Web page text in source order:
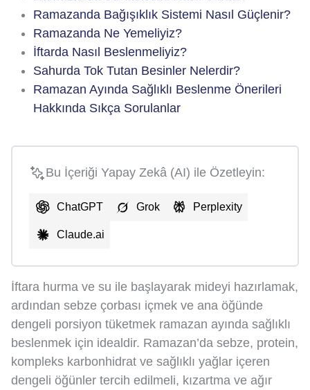
Ramazanda Bağışıklık Sistemi Nasıl Güçlenir?
Ramazanda Ne Yemeliyiz?
İftarda Nasıl Beslenmeliyiz?
Sahurda Tok Tutan Besinler Nelerdir?
Ramazan Ayında Sağlıklı Beslenme Önerileri
Hakkında Sıkça Sorulanlar
Bu İçeriği Yapay Zekâ (AI) ile Özetleyin:
ChatGPT Grok Perplexity
Claude.ai
İftara hurma ve su ile başlayarak mideyi hazırlamak,
ardından sebze çorbası içmek ve ana öğünde
dengeli porsiyon tüketmek ramazan ayında sağlıklı
beslenmek için idealdir. Ramazan’da sebze, protein,
kompleks karbonhidrat ve sağlıklı yağlar içeren
dengeli öğünler tercih edilmeli, kızartma ve ağır